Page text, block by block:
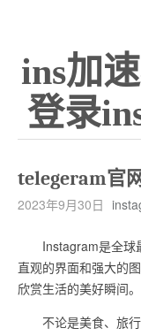
ins加
登录
telegeram官
2023年9月30日
Instagram是全球
直观的界面和强大的
欣赏生活的美好瞬间。
不论是美食、旅行